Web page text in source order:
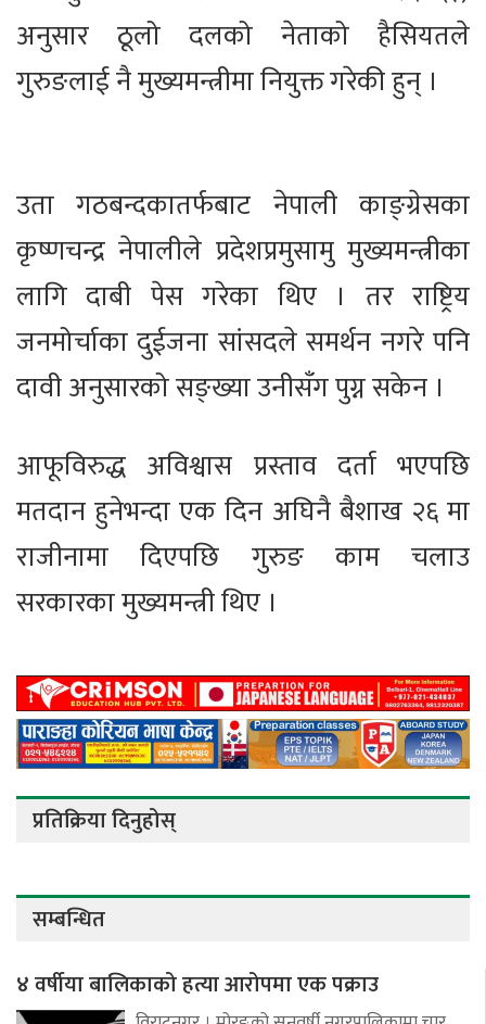
अनुसार ठूलो दलको नेताको हैसियतले
गुरुङलाई नै मुख्यमन्त्रीमा नियुक्त गरेकी हुन् ।
उता गठबन्दकातर्फबाट नेपाली काङ्ग्रेसका
कृष्णचन्द्र नेपालीले प्रदेशप्रमुसामु मुख्यमन्त्रीका
लागि दाबी पेस गरेका थिए । तर राष्ट्रिय
जनमोर्चाका दुईजना सांसदले समर्थन नगरे पनि
दावी अनुसारको सङ्ख्या उनीसँग पुग्न सकेन ।
आफूविरुद्ध अविश्वास प्रस्ताव दर्ता भएपछि
मतदान हुनेभन्दा एक दिन अघिनै बैशाख २६ मा
राजीनामा दिएपछि गुरुङ काम चलाउ
सरकारका मुख्यमन्त्री थिए ।
प्रतिक्रिया दिनुहोस्
सम्बन्धित
४ वर्षीया बालिकाको हत्या आरोपमा एक पक्राउ